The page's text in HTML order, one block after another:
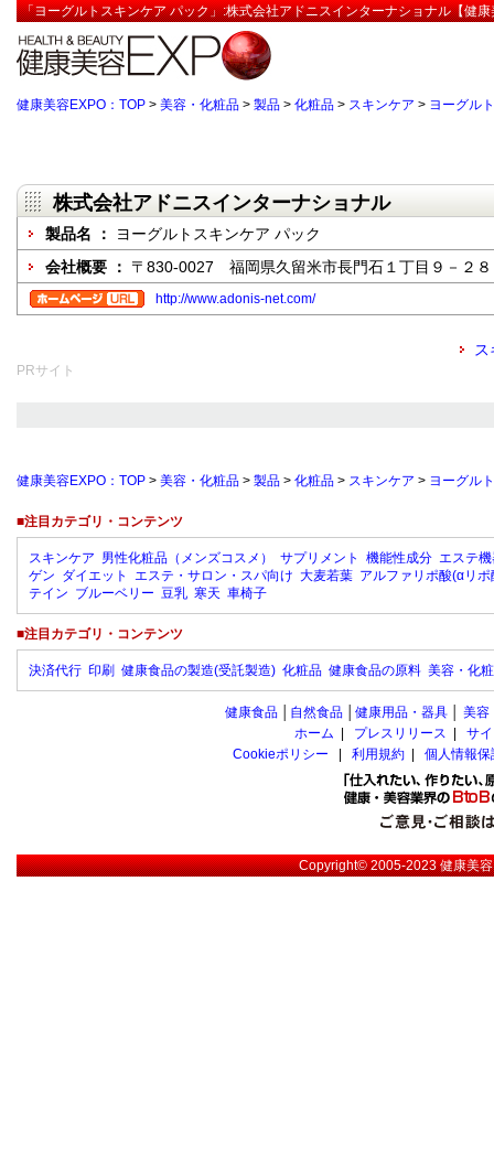
「ヨーグルトスキンケア パック」:株式会社アドニスインターナショナル【健
健康美容EXPO：TOP > 美容・化粧品 > 製品 > 化粧品 > スキンケア > ヨーグル
株式会社アドニスインターナショナル
製品名 ：
ヨーグルトスキンケア パック
会社概要 ： 〒830-0027 福岡県久留米市長門石１丁目９－２８
http://www.adonis-net.com/
PRサイト
健康美容EXPO：TOP > 美容・化粧品 > 製品 > 化粧品 > スキンケア > ヨーグル
■注目カテゴリ・コンテンツ
スキンケア 男性化粧品（メンズコスメ） サプリメント 機能性成分 エステ
ゲン ダイエット エステ・サロン・スパ向け 大麦若葉 アルファリポ酸(αリポ
テイン ブルーベリー 豆乳 寒天 車椅子
■注目カテゴリ・コンテンツ
決済代行 印刷 健康食品の製造(受託製造) 化粧品 健康食品の原料 美容・化
健康食品 自然食品 健康用品・器具 美容
ホーム
プレスリリース
サ
Cookieポリシー
利用規約 個人情報
Copyright© 2005-2023健康美